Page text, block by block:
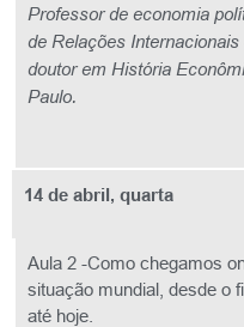
Professor de economia
de Relações
doutor em História
Paulo.
14 de abril, quarta
Aula 2 -Como chegamos
situação mundial, desde o
até hoje.